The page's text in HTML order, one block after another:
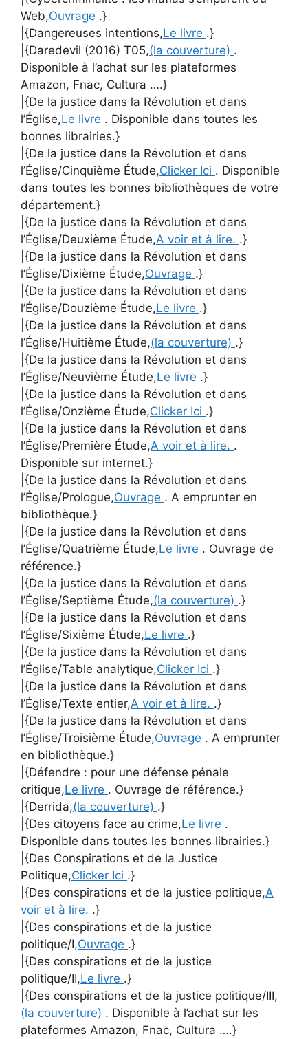
Web,Ouvrage .}
|{Dangereuses intentions,Le livre .}
|{Daredevil (2016) T05,(la couverture) .
Disponible à l’achat sur les plateformes
Amazon, Fnac, Cultura ….}
|{De la justice dans la Révolution et dans
l’Église,Le livre . Disponible dans toutes les
bonnes librairies.}
|{De la justice dans la Révolution et dans
l’Église/Cinquième Étude,Clicker Ici . Disponible
dans toutes les bonnes bibliothèques de votre
département.}
|{De la justice dans la Révolution et dans
l’Église/Deuxième Étude,A voir et à lire. .}
|{De la justice dans la Révolution et dans
l’Église/Dixième Étude,Ouvrage .}
|{De la justice dans la Révolution et dans
l’Église/Douzième Étude,Le livre .}
|{De la justice dans la Révolution et dans
l’Église/Huitième Étude,(la couverture) .}
|{De la justice dans la Révolution et dans
l’Église/Neuvième Étude,Le livre .}
|{De la justice dans la Révolution et dans
l’Église/Onzième Étude,Clicker Ici .}
|{De la justice dans la Révolution et dans
l’Église/Première Étude,A voir et à lire. .
Disponible sur internet.}
|{De la justice dans la Révolution et dans
l’Église/Prologue,Ouvrage . A emprunter en
bibliothèque.}
|{De la justice dans la Révolution et dans
l’Église/Quatrième Étude,Le livre . Ouvrage de
référence.}
|{De la justice dans la Révolution et dans
l’Église/Septième Étude,(la couverture) .}
|{De la justice dans la Révolution et dans
l’Église/Sixième Étude,Le livre .}
|{De la justice dans la Révolution et dans
l’Église/Table analytique,Clicker Ici .}
|{De la justice dans la Révolution et dans
l’Église/Texte entier,A voir et à lire. .}
|{De la justice dans la Révolution et dans
l’Église/Troisième Étude,Ouvrage . A emprunter
en bibliothèque.}
|{Défendre : pour une défense pénale
critique,Le livre . Ouvrage de référence.}
|{Derrida,(la couverture) .}
|{Des citoyens face au crime,Le livre .
Disponible dans toutes les bonnes librairies.}
|{Des Conspirations et de la Justice
Politique,Clicker Ici .}
|{Des conspirations et de la justice politique,A
voir et à lire. .}
|{Des conspirations et de la justice
politique/I,Ouvrage .}
|{Des conspirations et de la justice
politique/II,Le livre .}
|{Des conspirations et de la justice politique/III,
(la couverture) . Disponible à l’achat sur les
plateformes Amazon, Fnac, Cultura ….}